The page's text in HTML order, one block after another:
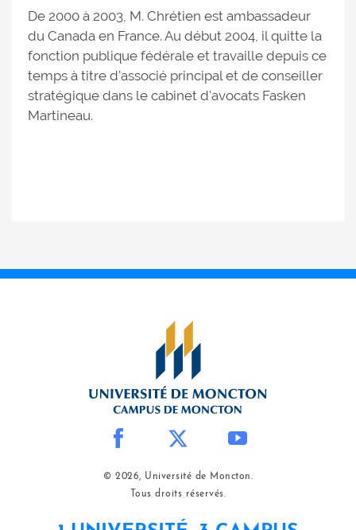
De 2000 à 2003, M. Chrétien est ambassadeur
du Canada en France. Au début 2004, il quitte la
fonction publique fédérale et travaille depuis ce
temps à titre d'associé principal et de conseiller
stratégique dans le cabinet d'avocats Fasken
Martineau.
© 2026, Université de Moncton.
Tous droits réservés.